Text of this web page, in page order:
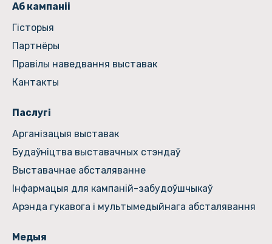
Аб кампаніі
Гiсторыя
Партнёры
Правілы наведвання выставак
Кантакты
Паслугі
Арганізацыя выставак
Будаўніцтва выставачных стэндаў
Выставачнае абсталяванне
Інфармацыя для кампаній-забудоўшчыкаў
Арэнда гукавога і мультымедыйнага абсталявання
Медыя